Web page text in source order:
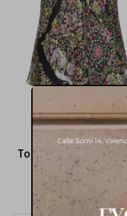
Camisas
Top lencero
flora
240.00€